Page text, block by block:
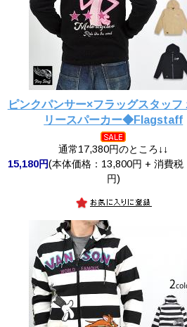
ピンクパンサー×フラッグスタッフ
リースパーカー◆Flagstaff
通常17,380円のところ↓↓
15,180円(本体価格：13,800円 + 消費税
円)